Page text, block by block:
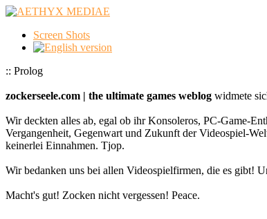
Screen Shots
:: Prolog
zockerseele.com | the ultimate games weblog widmete
Wir deckten alles ab, egal ob ihr Konsoleros, PC-Game-
Vergangenheit, Gegenwart und Zukunft der Videospiel-
keinerlei Einnahmen. Tjop.
Wir bedanken uns bei allen Videospielfirmen, die es gibt!
Macht's gut! Zocken nicht vergessen! Peace.